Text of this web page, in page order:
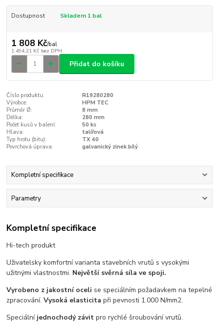
Dostupnost Skladem 1 bal
1 808 Kč/bal
1 494,21 Kč bez DPH
Přidat do košíku
Číslo produktu:
R19280280
Výrobce:
HPM TEC
Průměr Ø:
8 mm
Délka:
280 mm
Počet kusů v balení:
50 ks
Hlava:
talířová
Typ hrotu (bitu):
TX 40
Povrchová úprava:
galvanický zinek bílý
Kompletní specifikace
Parametry
Kompletní specifikace
Hi-tech produkt
Uživatelsky komfortní varianta stavebních vrutů s vysokými
užitnými vlastnostmi. Největší svěrná síla ve spoji.
Vyrobeno z jakostní oceli se speciálním požadavkem na tepelné
zpracování.Vysoká elasticitapři pevnosti 1.000 N/mm2.
Speciální jednochodý závitpro rychlé šroubování vrutů.